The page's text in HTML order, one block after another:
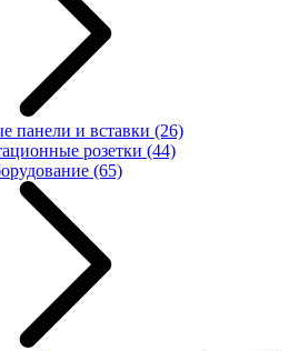
панели и вставки (26)
розетки (44)
(65)